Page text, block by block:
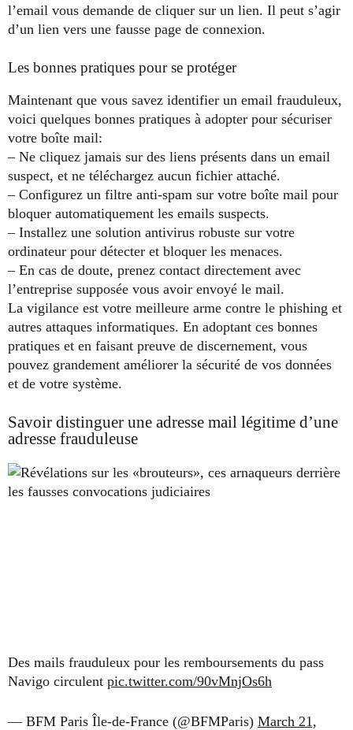
l’email vous demande de cliquer sur un lien. Il peut s’agir
d’un lien vers une fausse page de connexion.
Les bonnes pratiques pour se protéger
Maintenant que vous savez identifier un email frauduleux,
voici quelques bonnes pratiques à adopter pour sécuriser
votre boîte mail:
– Ne cliquez jamais sur des liens présents dans un email
suspect, et ne téléchargez aucun fichier attaché.
– Configurez un filtre anti-spam sur votre boîte mail pour
bloquer automatiquement les emails suspects.
– Installez une solution antivirus robuste sur votre
ordinateur pour détecter et bloquer les menaces.
– En cas de doute, prenez contact directement avec
l’entreprise supposée vous avoir envoyé le mail.
La vigilance est votre meilleure arme contre le phishing et
autres attaques informatiques. En adoptant ces bonnes
pratiques et en faisant preuve de discernement, vous
pouvez grandement améliorer la sécurité de vos données
et de votre système.
Savoir distinguer une adresse mail légitime d’une
adresse frauduleuse
Des mails frauduleux pour les remboursements du pass
Navigo circulent pic.twitter.com/90vMnjOs6h
— BFM Paris Île-de-France (@BFMParis) March 21,